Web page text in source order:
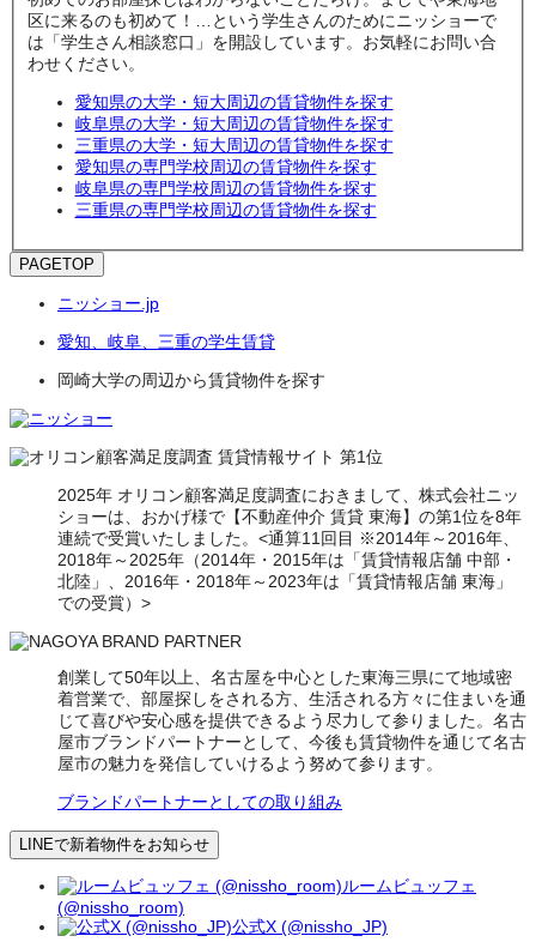
区に来るのも初めて！…という学生さんのためにニッショーで
は「学生さん相談窓口」を開設しています。お気軽にお問い合
わせください。
愛知県の大学・短大周辺の賃貸物件を探す
岐阜県の大学・短大周辺の賃貸物件を探す
三重県の大学・短大周辺の賃貸物件を探す
愛知県の専門学校周辺の賃貸物件を探す
岐阜県の専門学校周辺の賃貸物件を探す
三重県の専門学校周辺の賃貸物件を探す
PAGETOP
ニッショー.jp
愛知、岐阜、三重の学生賃貸
岡崎大学の周辺から賃貸物件を探す
2025年 オリコン顧客満足度調査におきまして、株式会社ニッ
ショーは、おかげ様で【不動産仲介 賃貸 東海】の第1位を8年
連続で受賞いたしました。<通算11回目 ※2014年～2016年、
2018年～2025年（2014年・2015年は「賃貸情報店舗 中部・
北陸」、2016年・2018年～2023年は「賃貸情報店舗 東海」
での受賞）>
創業して50年以上、名古屋を中心とした東海三県にて地域密
着営業で、部屋探しをされる方、生活される方々に住まいを通
じて喜びや安心感を提供できるよう尽力して参りました。名古
屋市ブランドパートナーとして、今後も賃貸物件を通じて名古
屋市の魅力を発信していけるよう努めて参ります。
ブランドパートナーとしての取り組み
LINEで新着物件をお知らせ
ルームビュッフェ
(@nissho_room)
公式X (@nissho_JP)